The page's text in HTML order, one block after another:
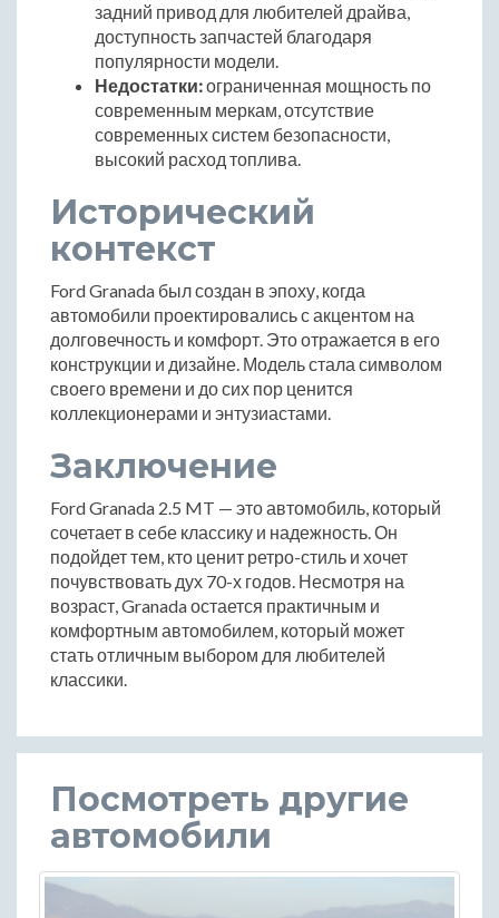
задний привод для любителей драйва,
доступность запчастей благодаря
популярности модели.
Недостатки:ограниченная мощность по
современным меркам, отсутствие
современных систем безопасности,
высокий расход топлива.
Исторический
контекст
Ford Granada был создан в эпоху, когда
автомобили проектировались с акцентом на
долговечность и комфорт. Это отражается в его
конструкции и дизайне. Модель стала символом
своего времени и до сих пор ценится
коллекционерами и энтузиастами.
Заключение
Ford Granada 2.5 MT — это автомобиль, который
сочетает в себе классику и надежность. Он
подойдет тем, кто ценит ретро-стиль и хочет
почувствовать дух 70-х годов. Несмотря на
возраст, Granada остается практичным и
комфортным автомобилем, который может
стать отличным выбором для любителей
классики.
Посмотреть другие
автомобили